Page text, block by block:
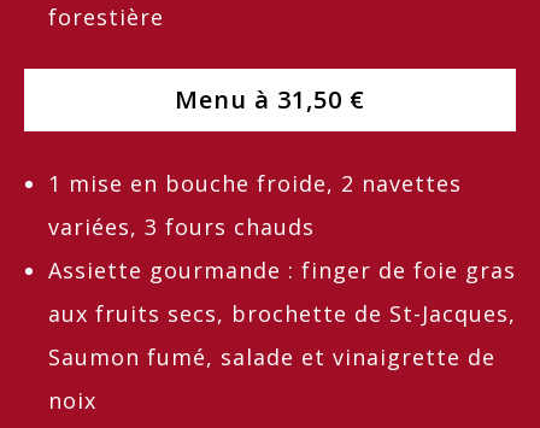
forestière
Menu à 31,50 €
1 mise en bouche froide, 2 navettes
variées, 3 fours chauds
Assiette gourmande : finger de foie gras
aux fruits secs, brochette de St-Jacques,
Saumon fumé, salade et vinaigrette de
noix